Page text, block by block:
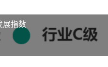
展指数